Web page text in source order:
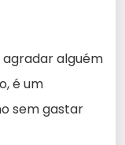
alguém
é um
sem gastar